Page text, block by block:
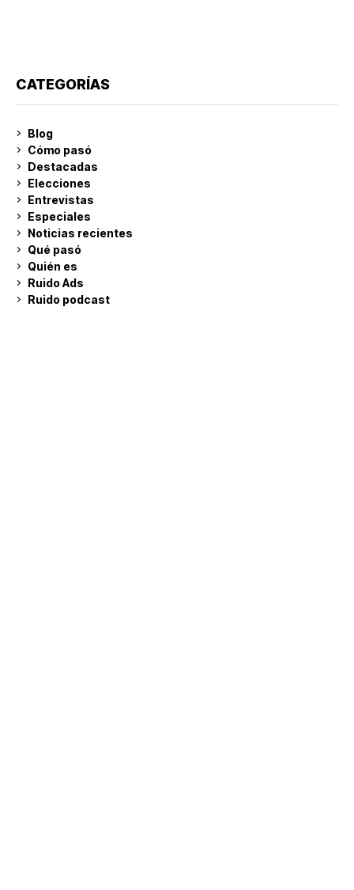
CATEGORÍAS
Blog
Cómo pasó
Destacadas
Elecciones
Entrevistas
Especiales
Noticias recientes
Qué pasó
Quién es
Ruido Ads
Ruido podcast